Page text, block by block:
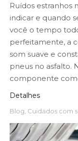
Ruídos estranhos
indicar e quando
você o tempo
perfeitamente, a
som suave e
pneus no asfalto.
componente
Detalhes
Blog Cuidados com